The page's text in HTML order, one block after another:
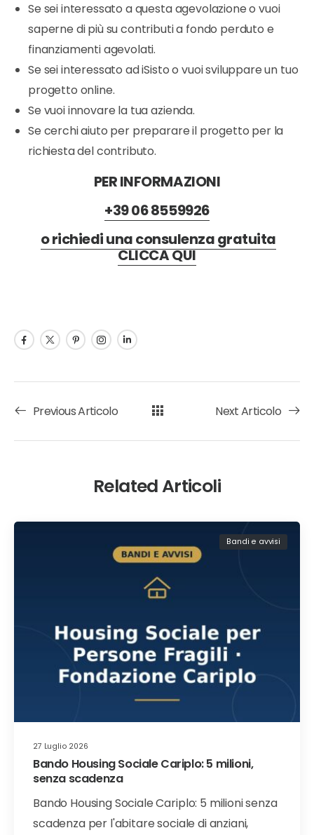
Se sei interessato a questa agevolazione o vuoi
saperne di più su contributi a fondo perduto e
finanziamenti agevolati.
Se sei interessato ad iSisto o vuoi sviluppare un tuo
progetto online.
Se vuoi innovare la tua azienda.
Se cerchi aiuto per preparare il progetto per la
richiesta del contributo.
PER INFORMAZIONI
+39 06 8559926
o richiedi una consulenza gratuita
CLICCA QUI
Previous Articolo Next Articolo
Related Articoli
27 Luglio 2026
Bandi e avvisi
Bando Housing Sociale Cariplo: 5 milioni,
senza scadenza
Bando Housing Sociale Cariplo: 5 milioni senza
scadenza per l'abitare sociale di anziani,